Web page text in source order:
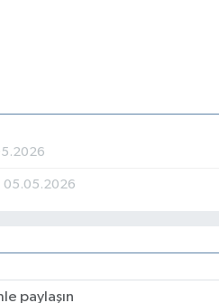
05.05.2026